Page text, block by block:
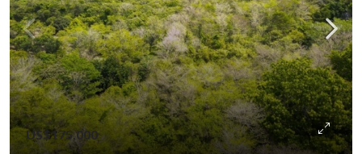
US$175,000